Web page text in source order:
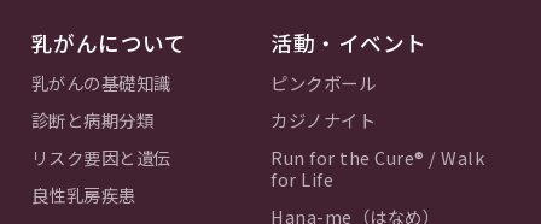
乳がんについて
乳がんの基礎知識
診断と病期分類
リスク要因と遺伝
良性乳房疾患
活動・イベント
ピンクボール
カジノナイト
Run for the Cure® / Walk
for Life
Hana-me（はなめ）